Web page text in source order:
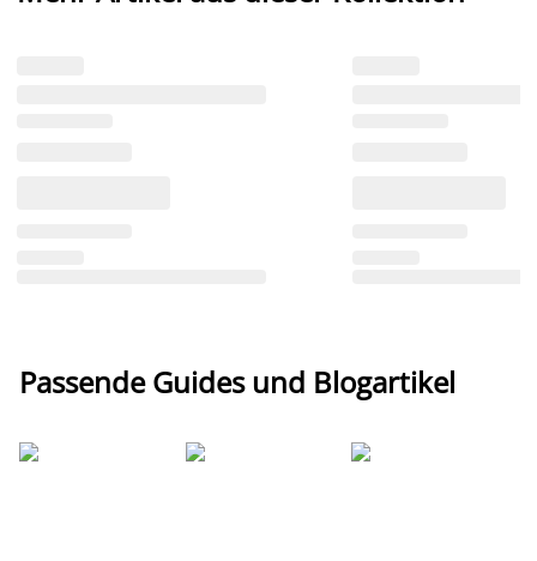
Passende Guides und Blogartikel